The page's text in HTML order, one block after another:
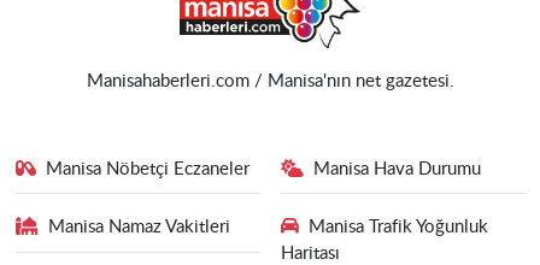
Manisahaberleri.com / Manisa'nın net gazetesi.
Manisa Nöbetçi Eczaneler Manisa Hava Durumu
Manisa Namaz Vakitleri
Manisa Trafik Yoğunluk
Haritası